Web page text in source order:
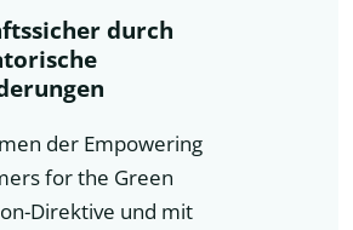
durch
der Empowering
for the Green
Direktive und mit